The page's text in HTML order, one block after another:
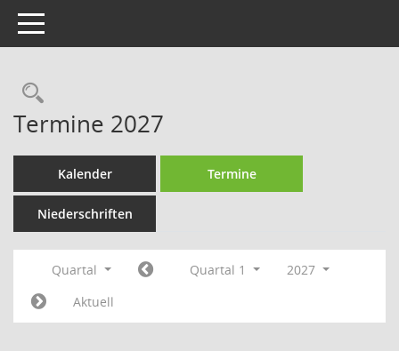
Toggle navigation
Termine 2027
Kalender Termine
Niederschriften
Quartal Quartal 1
2027
Aktuell